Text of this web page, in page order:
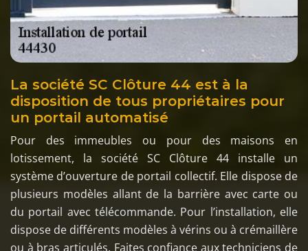
La société SC Clôture 44 est à la
disposition de tous propriétaires pour
un portail automatisé
Pour des immeubles ou pour des maisons en
lotissement, la société SC Clôture 44 installe un
système d’ouverture de portail collectif. Elle dispose de
plusieurs modèles allant de la barrière avec carte ou
du portail avec télécommande. Pour l’installation, elle
dispose de différents modèles à vérins ou à crémaillère
ou à bras articulés. Faites confiance aux techniciens de